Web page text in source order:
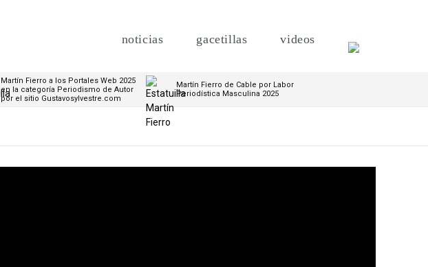
noticias gacetillas videos
Martín Fierro a los Portales Web 2025
en la categoría Periodismo de Autor
por el sitio Gustavosylvestre.com
Martín Fierro de Cable por Labor
Periodística Masculina 2025